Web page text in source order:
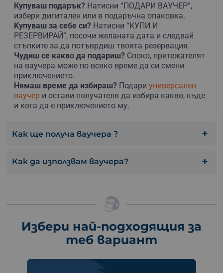
Купуваш подарък? Натисни “ПОДАРИ ВАУЧЕР”,
избери дигитален или в подаръчна опаковка.
Kупуваш за себе си? Натисни “КУПИ И
РЕЗЕРВИРАЙ”, посочи желаната дата и следвай
стъпките за да потъврдиш твоята резервация.
Чудиш се какво да подариш? Споко, притежателят
на ваучера може по всяко време да си смени
приключението.
Нямаш време да избираш? Подари универсален
ваучер и остави получателя да избира какво, къде
и кога да е приключението му.
Как ще получа ваучера ?
Как да използвам ваучера?
Избери най-подходящия за
теб вариант